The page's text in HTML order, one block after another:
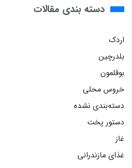
دسته بندی مقالات
اردک
بلدرچین
بوقلمون
خروس محلی
دسته‌بندی نشده
دستور پخت
غاز
غذای مازندرانی